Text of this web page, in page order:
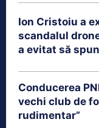
Ion Cristoiu a
scandalul
a evitat să
Conducerea
vechi club de
rudimentar”